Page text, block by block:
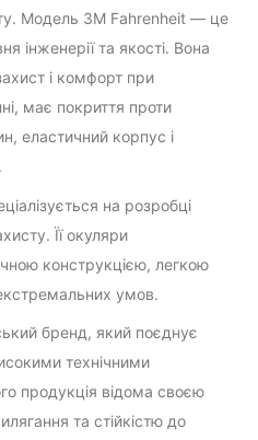
Модель 3M Fahrenheit — це
інженерії та якості. Вона
і комфорт при
має покриття проти
еластичний корпус і
на розробці
Її окуляри
конструкцією, легкою
умов.
бренд, який поєднує
технічними
продукція відома своєю
та стійкістю до